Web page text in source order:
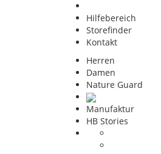
Hilfebereich
Storefinder
Kontakt
Herren
Damen
Nature Guard
Manufaktur
HB Stories